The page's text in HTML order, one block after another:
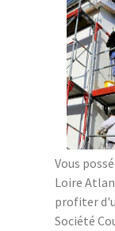
Vous
Loire
profiter
Société